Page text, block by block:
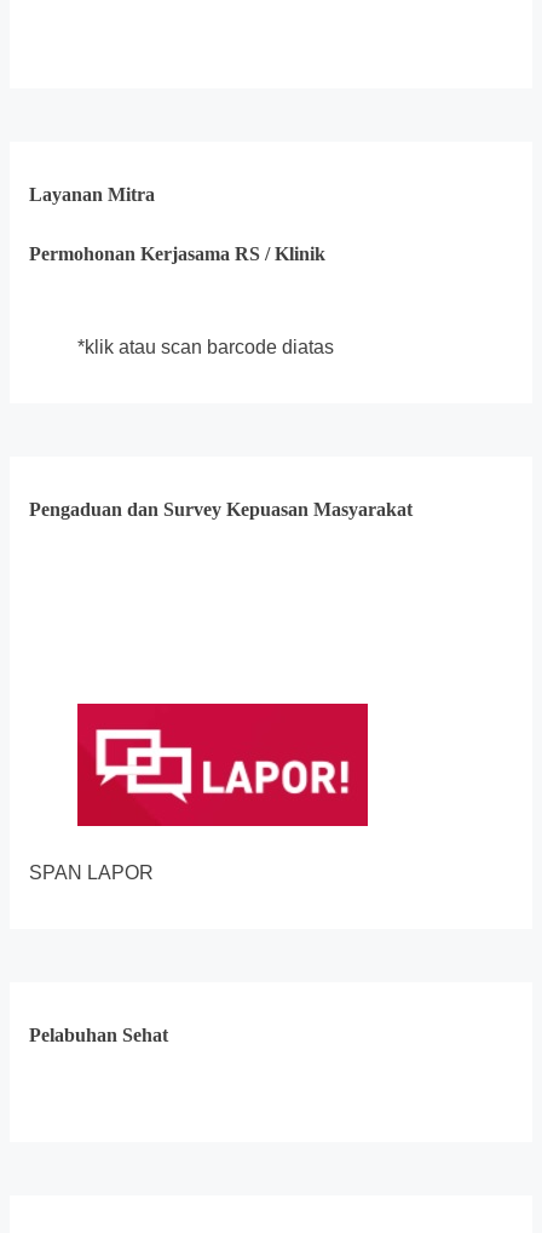
Layanan Mitra
Permohonan Kerjasama RS / Klinik
*klik atau scan barcode diatas
Pengaduan dan Survey Kepuasan Masyarakat
SPAN LAPOR
Pelabuhan Sehat